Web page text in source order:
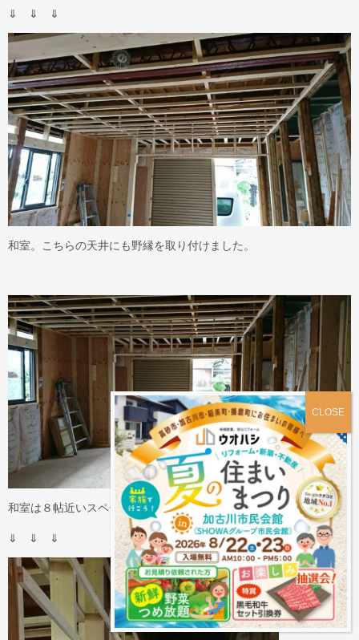
⇓ ⇓ ⇓
和室。こちらの天井にも野縁を取り付けました。
和室は８帖近いスペースがあり、広々としています。
⇓ ⇓ ⇓